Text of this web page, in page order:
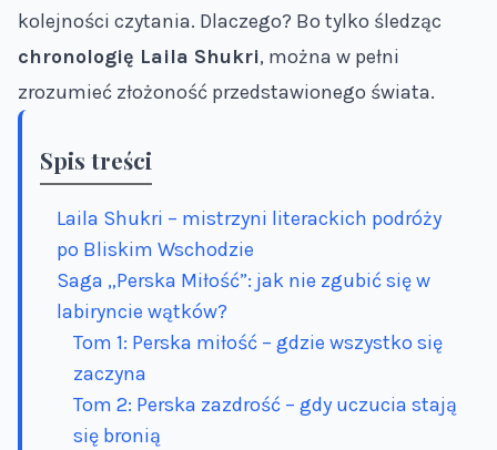
kolejności czytania. Dlaczego? Bo tylko śledząc
chronologię Laila Shukri, można w pełni
zrozumieć złożoność przedstawionego świata.
Spis treści
Laila Shukri – mistrzyni literackich podróży
po Bliskim Wschodzie
Saga „Perska Miłość”: jak nie zgubić się w
labiryncie wątków?
Tom 1: Perska miłość – gdzie wszystko się
zaczyna
Tom 2: Perska zazdrość – gdy uczucia stają
się bronią